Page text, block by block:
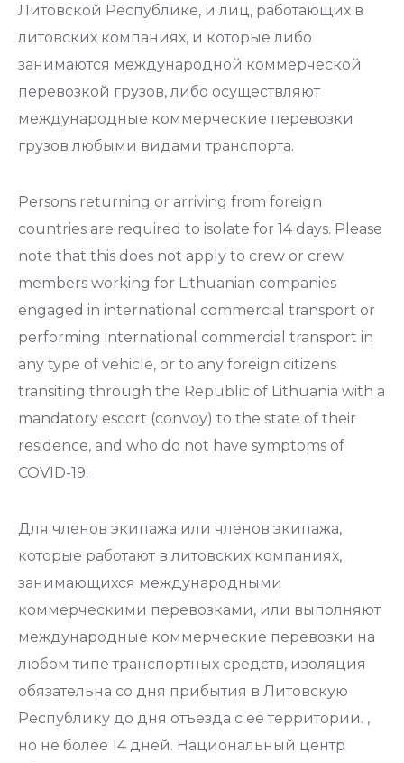
Литовской Республике, и лиц, работающих в
литовских компаниях, и которые либо
занимаются международной коммерческой
перевозкой грузов, либо осуществляют
международные коммерческие перевозки
грузов любыми видами транспорта.
Persons returning or arriving from foreign
countries are required to isolate for 14 days. Please
note that this does not apply to crew or crew
members working for Lithuanian companies
engaged in international commercial transport or
performing international commercial transport in
any type of vehicle, or to any foreign citizens
transiting through the Republic of Lithuania with a
mandatory escort (convoy) to the state of their
residence, and who do not have symptoms of
COVID-19.
Для членов экипажа или членов экипажа,
которые работают в литовских компаниях,
занимающихся международными
коммерческими перевозками, или выполняют
международные коммерческие перевозки на
любом типе транспортных средств, изоляция
обязательна со дня прибытия в Литовскую
Республику до дня отъезда с ее территории. ,
но не более 14 дней. Национальный центр